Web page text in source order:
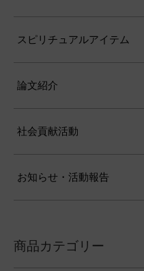
スピリチュアルアイテム
論文紹介
社会貢献活動
お知らせ・活動報告
商品カテゴリー